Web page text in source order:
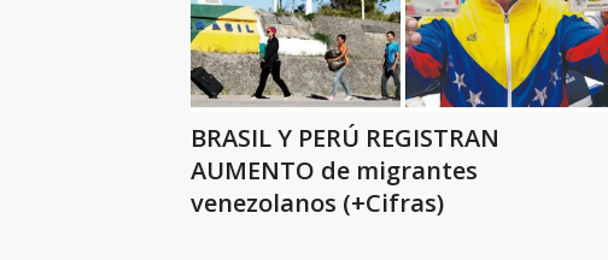
BRASIL Y PERÚ REGISTRAN
AUMENTO de migrantes
venezolanos (+Cifras)